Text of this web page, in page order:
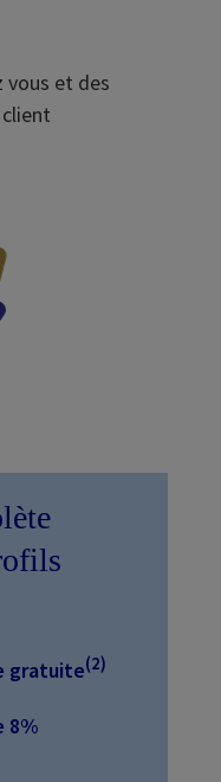
vous et des
gratuite(2)
8%